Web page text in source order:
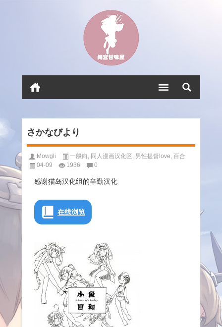
さかなびより
Mowgli 一般向 , 同人漫画汉化区 , 男性提督love, 百合
04-09
1936 0
感谢猫岛汉化组的辛勤汉化
在线浏览